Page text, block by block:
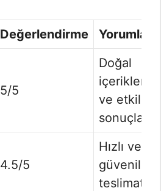
Değerlendirme Yorumlar
5/5
Doğal
içerikler
ve etkili
sonuçlar.
4.5/5
Hızlı ve
güvenilir
teslimat.